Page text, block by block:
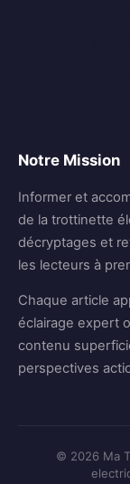
Notre Mission
Informer et
de la trottinette
décryptages et
les lecteurs à
Chaque article
éclairage expert
contenu
perspectives
© 2026 Ma